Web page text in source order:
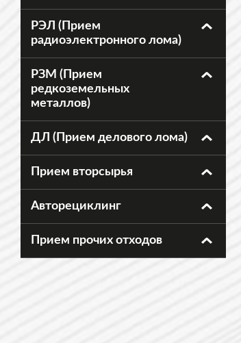
РЭЛ (Прием
радиоэлектронного лома)
РЗМ (Прием
редкоземельных
металлов)
ДЛ (Прием делового лома)
Прием вторсырья
Авторециклинг
Прием прочих отходов